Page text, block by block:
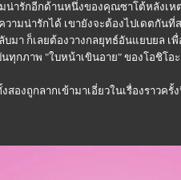
น่ารักอีกด้านหนึ่งของคุณซาโต้หลังเ
มน่ารักได้ เขายังจะต้องไปเดตกันที่
มา ก็เลยต้องวางกลยุทธ์อันแยบยล เ
ทุกภาพ "ใบหน้าเขินอาย" ของโอชิโอ
สองถูกลากเข้ามาเอี่ยวในเรื่องราวค